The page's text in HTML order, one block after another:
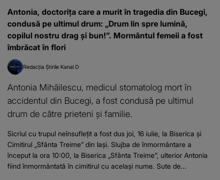
Antonia, doctorița care a murit în tragedia din Bucegi,
condusă pe ultimul drum: „Drum lin spre lumină,
copilul nostru drag și bun!”. Mormântul femeii a fost
îmbrăcat în flori
Redacția Știrile Kanal D
Antonia Mihăilescu, medicul stomatolog mort în
accidentul din Bucegi, a fost condusă pe ultimul
drum de către prieteni și familie.
Sicriul cu trupul neînsuflețit a fost dus joi, 16 iulie, la Biserica și
Cimitirul „Sfânta Treime” din Iași. Slujba de înmormântare a
început la ora 10:00, la Biserica „Sfânta Treime”, ulterior Antonia
fiind înmormântată în cimitirul cu același nume. Sute de...